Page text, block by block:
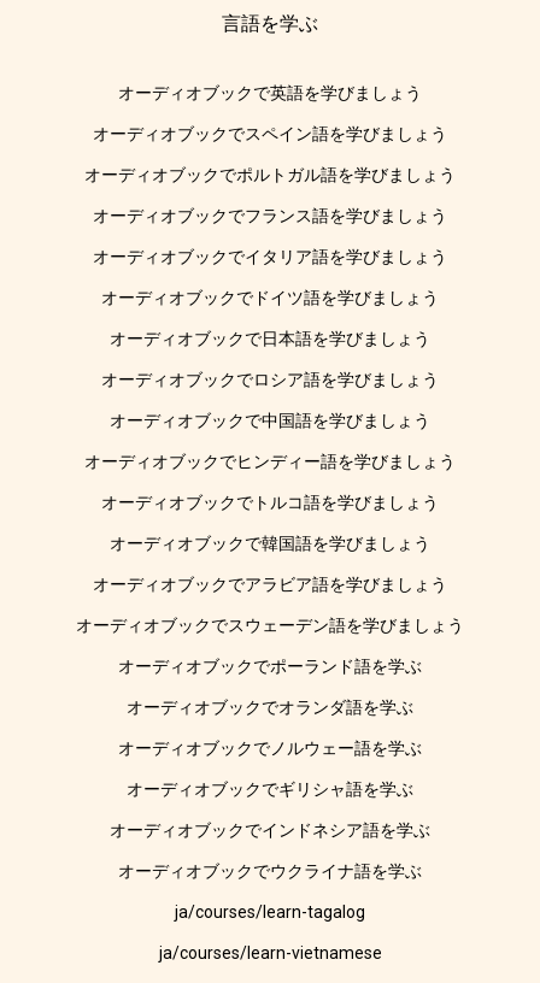
言語を学ぶ
オーディオブックで英語を学びましょう
オーディオブックでスペイン語を学びましょう
オーディオブックでポルトガル語を学びましょう
オーディオブックでフランス語を学びましょう
オーディオブックでイタリア語を学びましょう
オーディオブックでドイツ語を学びましょう
オーディオブックで日本語を学びましょう
オーディオブックでロシア語を学びましょう
オーディオブックで中国語を学びましょう
オーディオブックでヒンディー語を学びましょう
オーディオブックでトルコ語を学びましょう
オーディオブックで韓国語を学びましょう
オーディオブックでアラビア語を学びましょう
オーディオブックでスウェーデン語を学びましょう
オーディオブックでポーランド語を学ぶ
オーディオブックでオランダ語を学ぶ
オーディオブックでノルウェー語を学ぶ
オーディオブックでギリシャ語を学ぶ
オーディオブックでインドネシア語を学ぶ
オーディオブックでウクライナ語を学ぶ
ja/courses/learn-tagalog
ja/courses/learn-vietnamese